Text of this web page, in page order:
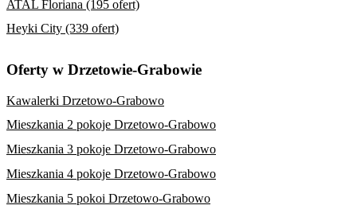
ATAL Floriana (195 ofert)
Heyki City (339 ofert)
Oferty w Drzetowie-Grabowie
Kawalerki Drzetowo-Grabowo
Mieszkania 2 pokoje Drzetowo-Grabowo
Mieszkania 3 pokoje Drzetowo-Grabowo
Mieszkania 4 pokoje Drzetowo-Grabowo
Mieszkania 5 pokoi Drzetowo-Grabowo